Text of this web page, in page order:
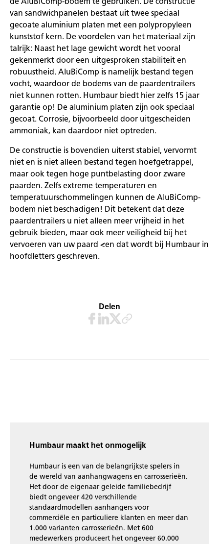
van sandwichpanelen bestaat uit twee speciaal
gecoate aluminium platen met een polypropyleen
kunststof kern. De voordelen van het materiaal zijn
talrijk: Naast het lage gewicht wordt het vooral
gekenmerkt door een uitgesproken stabiliteit en
robuustheid. AluBiComp is namelijk bestand tegen
vocht, waardoor de bodems van de paardentrailers
niet kunnen rotten. Humbaur biedt hier zelfs 15 jaar
garantie op! De aluminium platen zijn ook speciaal
gecoat. Corrosie, bijvoorbeeld door uitgescheiden
ammoniak, kan daardoor niet optreden.
De constructie is bovendien uiterst stabiel, vervormt
niet en is niet alleen bestand tegen hoefgetrappel,
maar ook tegen hoge puntbelasting door zware
paarden. Zelfs extreme temperaturen en
temperatuurschommelingen kunnen de AluBiComp-
bodem niet beschadigen! Dit betekent dat deze
paardentrailers u niet alleen meer vrijheid in het
gebruik bieden, maar ook meer veiligheid bij het
vervoeren van uw paard <en dat wordt bij Humbaur in
hoofdletters geschreven.
Delen
Humbaur maakt het onmogelijk
Humbaur is een van de belangrijkste spelers in
de wereld van aanhangwagens en carrosserieën.
Het door de eigenaar geleide familiebedrijf
biedt ongeveer 420 verschillende
standaardmodellen aanhangers voor
commerciële en particuliere klanten en meer dan
1.000 varianten carrosserieën. Met 600
medewerkers produceert het ongeveer 60.000